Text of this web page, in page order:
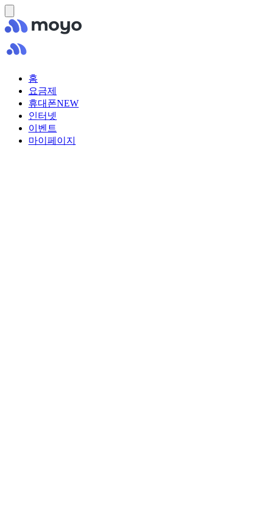
홈
요금제
휴대폰NEW
인터넷
이벤트
마이페이지